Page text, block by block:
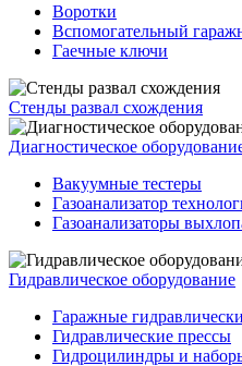
Воротки
Вспомогательный
Гаечные ключи
Стенды развал схождения
Диагностическое
Вакуумные тестеры
Газоанализатор
Газоанализаторы
Гидравлическое оборудование
Гаражные
Гидравлические прессы
Гидроцилиндры и